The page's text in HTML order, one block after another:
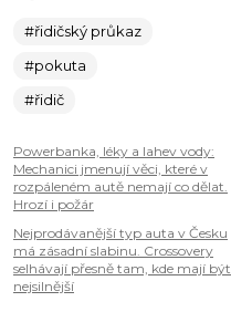
#řidičský průkaz
#pokuta
#řidič
Powerbanka, léky a lahev vody:
Mechanici jmenují věci, které v
rozpáleném autě nemají co dělat.
Hrozí i požár
Nejprodávanější typ auta v Česku
má zásadní slabinu. Crossovery
selhávají přesně tam, kde mají být
nejsilnější